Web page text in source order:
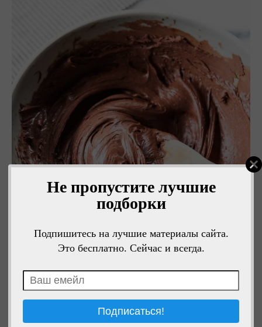
Не пропустите лучшие
подборки
Подпишитесь на лучшие материалы сайта.
Это бесплатно. Сейчас и всегда.